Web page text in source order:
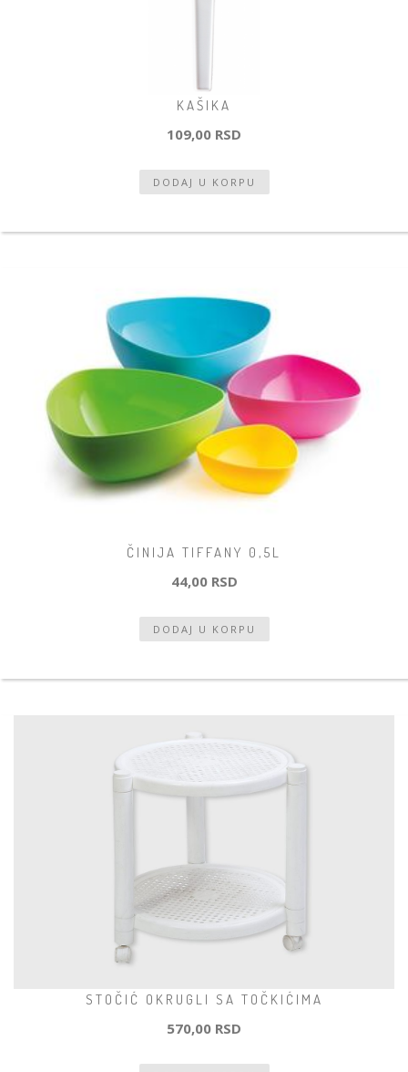
KAŠIKA
109,00 RSD
ČINIJA TIFFANY 0,5L
44,00 RSD
STOČIĆ OKRUGLI SA TOČKIĆIMA
570,00 RSD